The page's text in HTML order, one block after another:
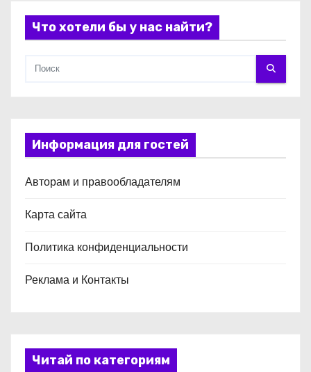
мЧто хотели бы у нас найти?
Информация для гостей
Авторам и правообладателям
Карта сайта
Политика конфиденциальности
Реклама и Контакты
Читай по категориям